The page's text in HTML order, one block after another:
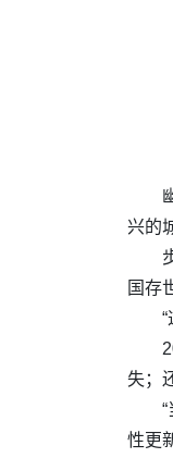
兴的
国存
失；
性更